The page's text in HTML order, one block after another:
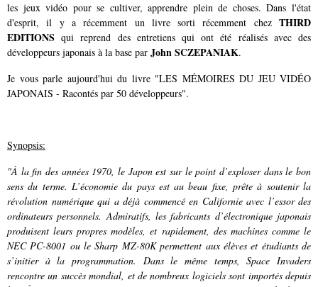
les jeux vidéo pour se cultiver, apprendre plein de choses. Dans l'état
d'esprit, il y a récemment un livre sorti récemment chezTHIRD
EDITIONS qui reprend des entretiens qui ont été réalisés avec des
développeurs japonais à la base par John SCZEPANIAK.
Je vous parle aujourd'hui du livre "LES MÉMOIRES DU JEU VIDÉO
JAPONAIS - Racontés par 50 développeurs".
Synopsis:
"À la fin des années 1970, le Japon est sur le point d’exploser dans le bon
sens du terme. L’économie du pays est au beau fixe, prête à soutenir la
révolution numérique qui a déjà commencé en Californie avec l’essor des
ordinateurs personnels. Admiratifs, les fabricants d’électronique japonais
produisent leurs propres modèles, et rapidement, des machines comme le
NEC PC-8001 ou le Sharp MZ-80K permettent aux élèves et étudiants de
s’initier à la programmation. Dans le même temps, Space Invaders
rencontre un succès mondial, et de nombreux logiciels sont importés depuis